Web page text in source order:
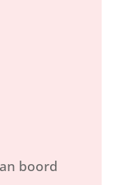
boord